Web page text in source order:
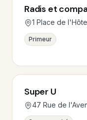
Radis et
1 Place de
Primeur
Super U
47 Rue de